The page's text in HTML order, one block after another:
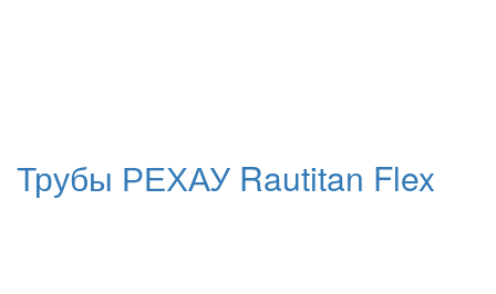
Трубы РЕХАУ Rautitan Flex